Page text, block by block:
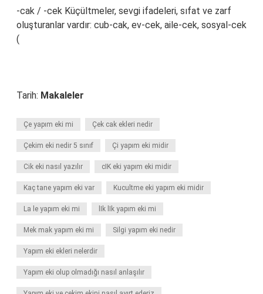
-cak / -cek Küçültmeler, sevgi ifadeleri, sıfat ve zarf
oluşturanlar vardır: cub-cak, ev-cek, aile-cek, sosyal-cek
(
Tarih: Makaleler
Çe yapım eki mi Çek cak ekleri nedir
Çekim eki nedir 5 sınıf Çi yapım eki midir
Cik eki nasıl yazılır cIK eki yapım eki midir
Kaç tane yapım eki var Kucultme eki yapım eki midir
La le yapım eki mi lIk lIk yapım eki mi
Mek mak yapım eki mi Silgi yapım eki nedir
Yapım eki ekleri nelerdir
Yapım eki olup olmadığı nasıl anlaşılır